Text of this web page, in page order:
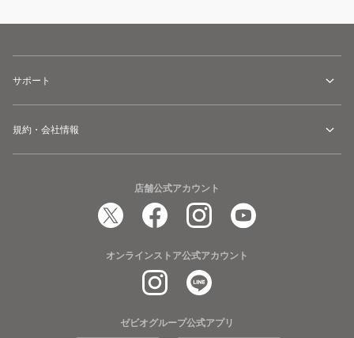
サポート
規約・会社情報
店舗公式アカウント
オンラインストア公式アカウント
ゼビオグループ公式アプリ